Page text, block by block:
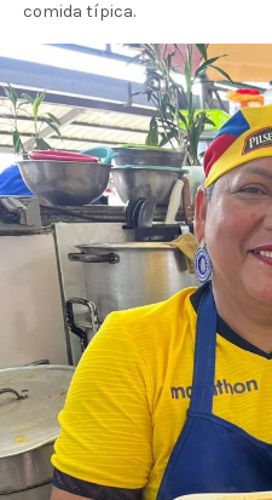
comida típica.